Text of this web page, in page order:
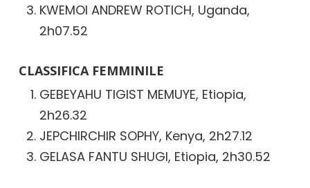
KWEMOI ANDREW ROTICH, Uganda,
2h07.52
CLASSIFICA FEMMINILE
GEBEYAHU TIGIST MEMUYE, Etiopia,
2h26.32
JEPCHIRCHIR SOPHY, Kenya, 2h27.12
GELASA FANTU SHUGI, Etiopia, 2h30.52